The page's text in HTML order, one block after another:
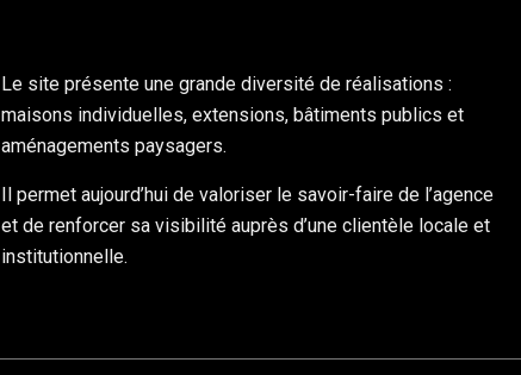
Le site présente une grande diversité de réalisations :
maisons individuelles, extensions, bâtiments publics et
aménagements paysagers.
Il permet aujourd’hui de valoriser le savoir-faire de l’agence
et de renforcer sa visibilité auprès d’une clientèle locale et
institutionnelle.